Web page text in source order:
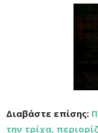
Διαβάστε επίσης:
την τρίχα,